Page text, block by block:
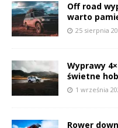
Off road
warto
25 sierpnia
Wyprawy
świetne
1 września
Rower